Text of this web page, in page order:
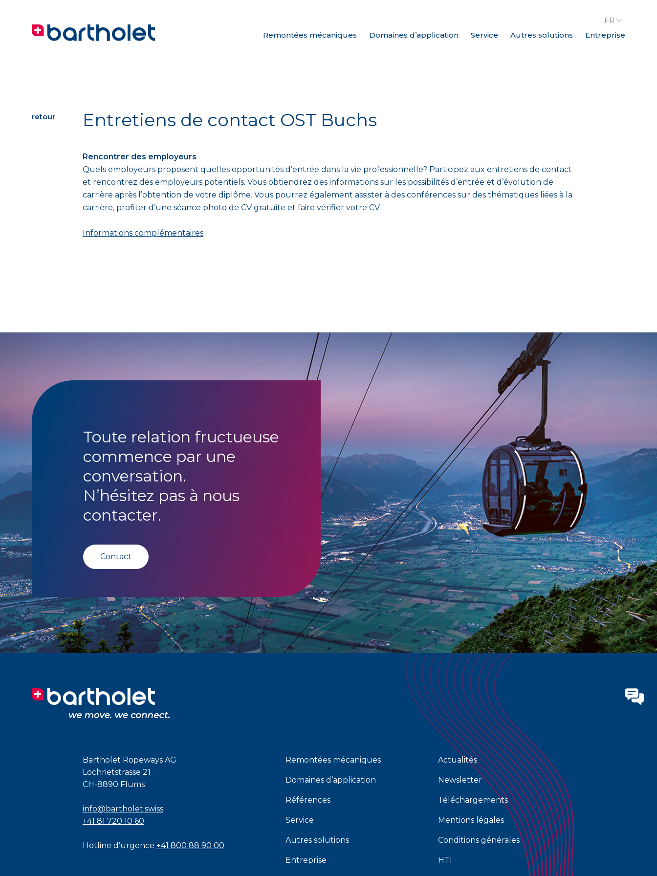
Remontées mécaniques Domaines d’application Service Autres solutions Entreprise
FR
Entretiens de contact OST Buchs
Rencontrer des employeurs
Quels employeurs proposent quelles opportunités d’entrée dans la vie professionnelle? Participez aux entretiens de contact
et rencontrez des employeurs potentiels. Vous obtiendrez des informations sur les possibilités d’entrée et d’évolution de
carrière après l’obtention de votre diplôme. Vous pourrez également assister à des conférences sur des thématiques liées à la
carrière, profiter d’une séance photo de CV gratuite et faire vérifier votre CV.
Informations complémentaires
retour
Toute relation fructueuse
commence par une
conversation.
N’hésitez pas à nous
contacter.
Contact
Bartholet Ropeways AG
Lochrietstrasse 21
CH-8890 Flums
info@bartholet.swiss
+41 81 720 10 60
Hotline d’urgence +41 800 88 90 00
Remontées mécaniques
Domaines d’application
Références
Service
Autres solutions
Entreprise
Actualités
Newsletter
Téléchargements
Mentions légales
Conditions générales
HTI